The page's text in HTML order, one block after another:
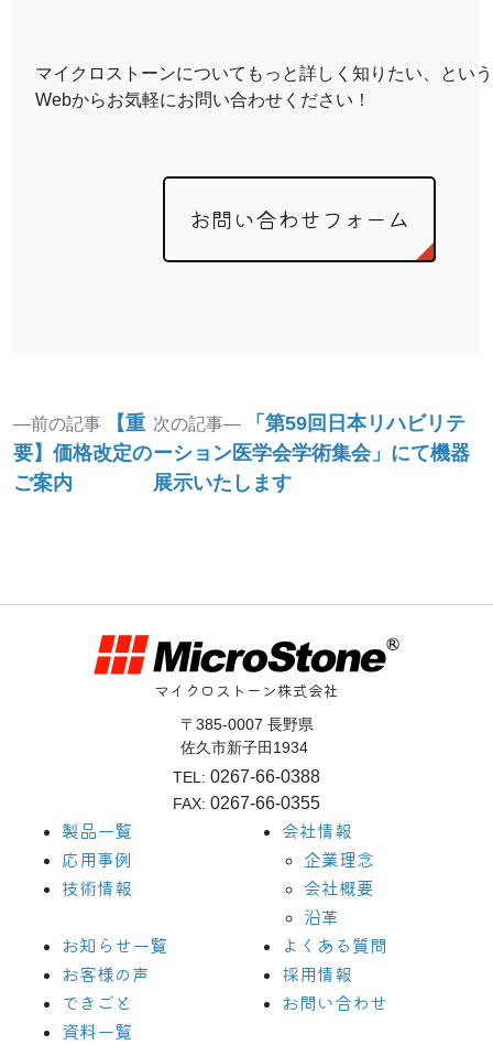
マイクロストーンについてもっと詳しく知りたい、とい
Webからお気軽にお問い合わせください！
お問い合わせフォーム
投
稿
ナ
ー
前の記事
Previous
post:
【重
要】価格改定の
ご案内
次の記事
Next
post:
「第59回日本リハビリテ
ーション医学会学術集会」にて機器
展示いたします
マイクロストーン株式会社
〒385-0007 長野県
佐久市新子田1934
TEL: 0267-66-0388
FAX: 0267-66-0355
製品一覧
応用事例
技術情報
会社情報
企業理念
会社概要
沿革
お知らせ一覧
お客様の声
できごと
資料一覧
よくある質問
採用情報
お問い合わせ